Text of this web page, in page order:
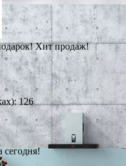
Хит продаж!
126
сегодня!